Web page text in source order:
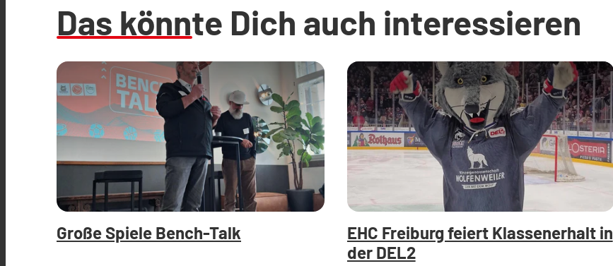
Das könnte Dich auch interessieren
Große Spiele Bench-Talk
EHC Freiburg feiert Klassenerhalt in
der DEL2